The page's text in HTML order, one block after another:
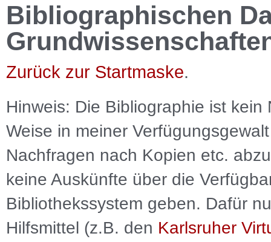
Bibliographischen
Zurück zur Startmaske.
Hinweis: Die Bibliographie ist kein
Weise in meiner
Nachfragen nach Kopien etc.
keine Auskünfte über die
Bibliothekssystem geben. Dafür
Hilfsmittel (z.B. den Karlsruher